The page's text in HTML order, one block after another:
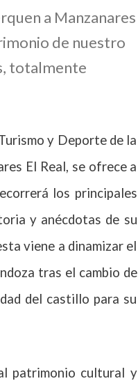
a Manzanares
de nuestro
totalmente
y Deporte de la
El Real, se ofrece a
los principales
y anécdotas de su
viene a dinamizar el
tras el cambio de
del castillo para su
patrimonio cultural y